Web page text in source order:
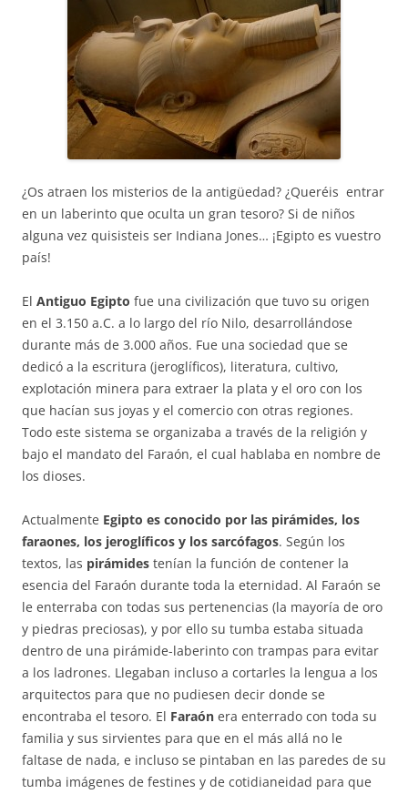
¿Os atraen los misterios de la antigüedad? ¿Queréis entrar
en un laberinto que oculta un gran tesoro? Si de niños
alguna vez quisisteis ser Indiana Jones… ¡Egipto es vuestro
país!
El Antiguo Egipto fue una civilización que tuvo su origen
en el 3.150 a.C. a lo largo del río Nilo, desarrollándose
durante más de 3.000 años. Fue una sociedad que se
dedicó a la escritura (jeroglíficos), literatura, cultivo,
explotación minera para extraer la plata y el oro con los
que hacían sus joyas y el comercio con otras regiones.
Todo este sistema se organizaba a través de la religión y
bajo el mandato del Faraón, el cual hablaba en nombre de
los dioses.
Actualmente Egipto es conocido por las pirámides, los
faraones, los jeroglíficos y los sarcófagos. Según los
textos, las pirámides tenían la función de contener la
esencia del Faraón durante toda la eternidad. Al Faraón se
le enterraba con todas sus pertenencias (la mayoría de oro
y piedras preciosas), y por ello su tumba estaba situada
dentro de una pirámide-laberinto con trampas para evitar
a los ladrones. Llegaban incluso a cortarles la lengua a los
arquitectos para que no pudiesen decir donde se
encontraba el tesoro. El Faraón era enterrado con toda su
familia y sus sirvientes para que en el más allá no le
faltase de nada, e incluso se pintaban en las paredes de su
tumba imágenes de festines y de cotidianeidad para que